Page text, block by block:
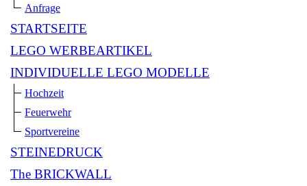
Anfrage
STARTSEITE
LEGO WERBEARTIKEL
INDIVIDUELLE LEGO MODELLE
Hochzeit
Feuerwehr
Sportvereine
STEINEDRUCK
The BRICKWALL